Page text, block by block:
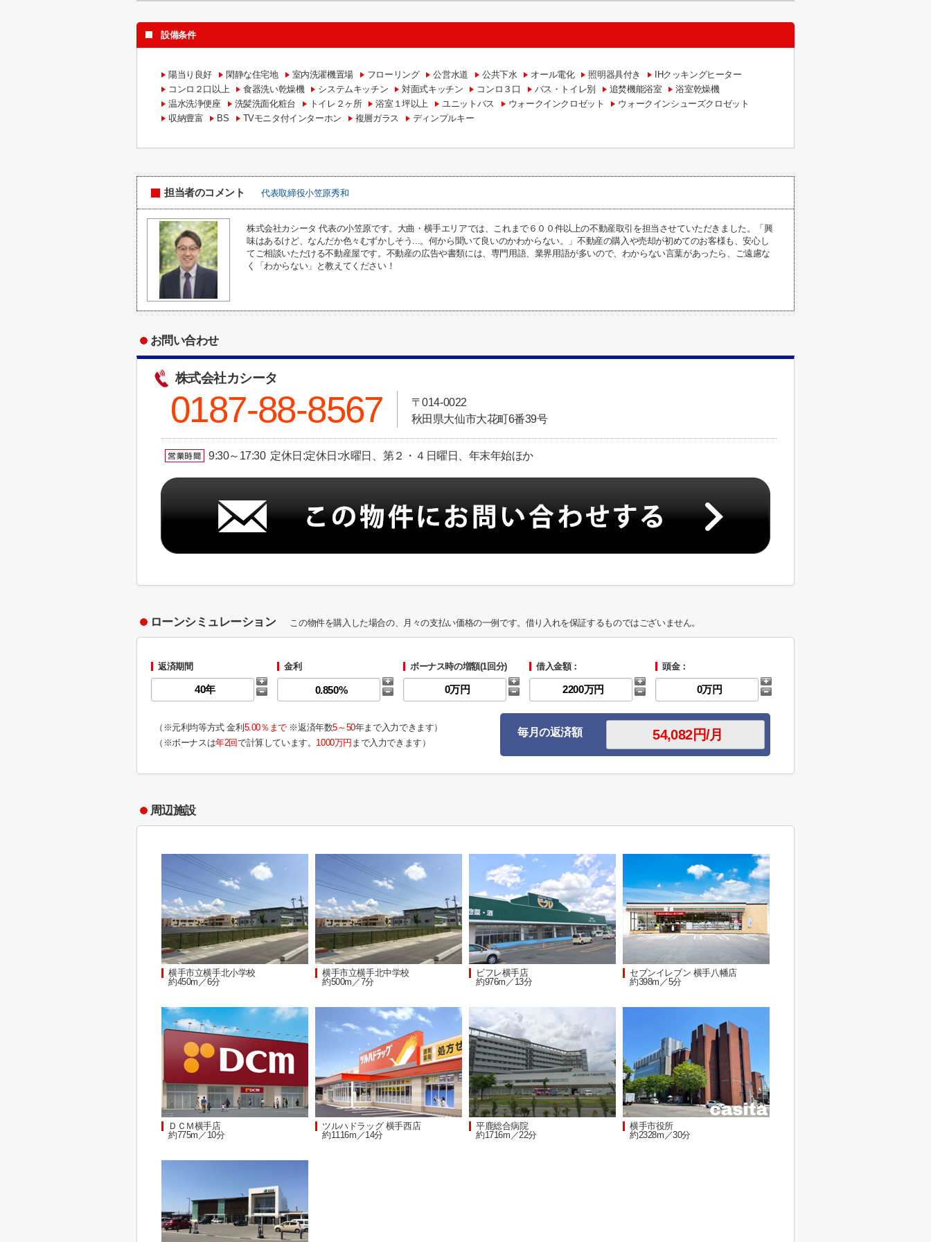
設備条件
陽当り良好 閑静な住宅地 室内洗濯機置場 フローリング 公営水道 公共下水 オール電化 照明器具付き
IHクッキングヒーター
コンロ２口以上
食器洗い乾燥機 システムキッチン 対面式キッチン コンロ３口 バス・トイレ別 追焚機能浴室
浴室乾燥機
温水洗浄便座
洗髪洗面化粧台 トイレ２ヶ所 浴室１坪以上 ユニットバス ウォークインクロゼット
ウォークインシューズクロゼット
収納豊富
BS TVモニタ付インターホン 複層ガラス ディンプルキー
担当者のコメント 代表取締役小笠原秀和
株式会社カシータ 代表の小笠原です。大曲・横手エリアでは、これまで６００件以上の不動産取引を担当させていただきました。「興
味はあるけど、なんだか色々むずかしそう...。何から聞いて良いのかわからない。」不動産の購入や売却が初めてのお客様も、安心し
てご相談いただける不動産屋です。不動産の広告や書類には、専門用語、業界用語が多いので、わからない言葉があったら、ご遠慮な
く「わからない」と教えてください！
お問い合わせ
株式会社カシータ
0187-88-8567
〒014-0022
秋田県大仙市大花町6番39号
9:30～17:30 定休日:定休日:水曜日、第２・４日曜日、年末年始ほか
ローンシミュレーション この物件を購入した場合の、月々の支払い価格の一例です。借り入れを保証するものではございません。
返済期間 金利 ボーナス時の増額(1回分) 借入金額： 頭金：
（※元利均等方式 金利 5.00％まで※返済年数5～50年まで入力できます）
（※ボーナスは年2回で計算しています。 1000万円 まで入力できます）
毎月の返済額
周辺施設
横手市立横手北小学校
約450m／6分
横手市立横手北中学校
約500m／7分
ビフレ横手店
約976m／13分
セブンイレブン 横手八幡店
約398m／5分
ＤＣＭ横手店
約775m／10分
ツルハドラッグ 横手西店
約1116m／14分
平鹿総合病院
約1716m／22分
横手市役所
約2328m／30分